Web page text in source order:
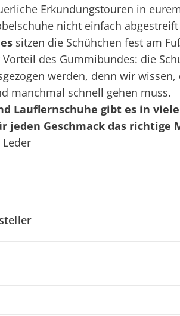
Erkundungstouren in
nicht einfach
sitzen die Schühchen fest am
des Gummibundes: die
werden, denn wir
manchmal schnell gehen muss.
Lauflernschuhe gibt es in
jeden Geschmack das richtige
Leder